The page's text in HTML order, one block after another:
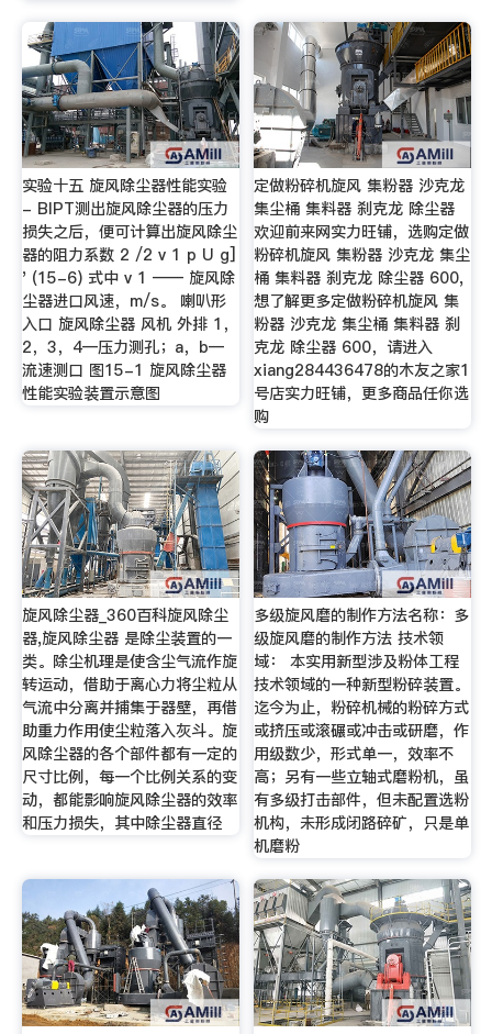
实验十五 旋风除尘器性能实验
- BIPT测出旋风除尘器的压力
损失之后，便可计算出旋风除尘
器的阻力系数 2 /2 v 1 p U g]
' (15-6) 式中 v 1 —— 旋风除
尘器进口风速，m/s。 喇叭形
入口 旋风除尘器 风机 外排 1，
2，3，4—压力测孔；a，b—
流速测口 图15-1 旋风除尘器
性能实验装置示意图
定做粉碎机旋风 集粉器 沙克龙
集尘桶 集料器 刹克龙 除尘器
欢迎前来网实力旺铺，选购定做
粉碎机旋风 集粉器 沙克龙 集尘
桶 集料器 刹克龙 除尘器 600,
想了解更多定做粉碎机旋风 集
粉器 沙克龙 集尘桶 集料器 刹
克龙 除尘器 600，请进入
xiang284436478的木友之家1
号店实力旺铺，更多商品任你选
购
旋风除尘器_360百科旋风除尘
器,旋风除尘器 是除尘装置的一
类。除尘机理是使含尘气流作旋
转运动，借助于离心力将尘粒从
气流中分离并捕集于器壁，再借
助重力作用使尘粒落入灰斗。旋
风除尘器的各个部件都有一定的
尺寸比例，每一个比例关系的变
动，都能影响旋风除尘器的效率
和压力损失，其中除尘器直径
多级旋风磨的制作方法名称：多
级旋风磨的制作方法 技术领
域： 本实用新型涉及粉体工程
技术领域的一种新型粉碎装置。
迄今为止，粉碎机械的粉碎方式
或挤压或滚碾或冲击或研磨，作
用级数少，形式单一，效率不
高；另有一些立轴式磨粉机，虽
有多级打击部件，但未配置选粉
机构，未形成闭路碎矿，只是单
机磨粉